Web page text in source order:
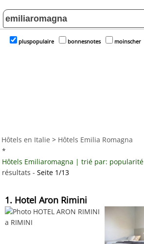
pluspopulaire bonnesnotes moinscher
Hôtels en Italie > Hôtels Emilia Romagna
*
Hôtels Emiliaromagna | trié par: popularité
résultats -Seite 1/13
1. Hotel Aron Rimini